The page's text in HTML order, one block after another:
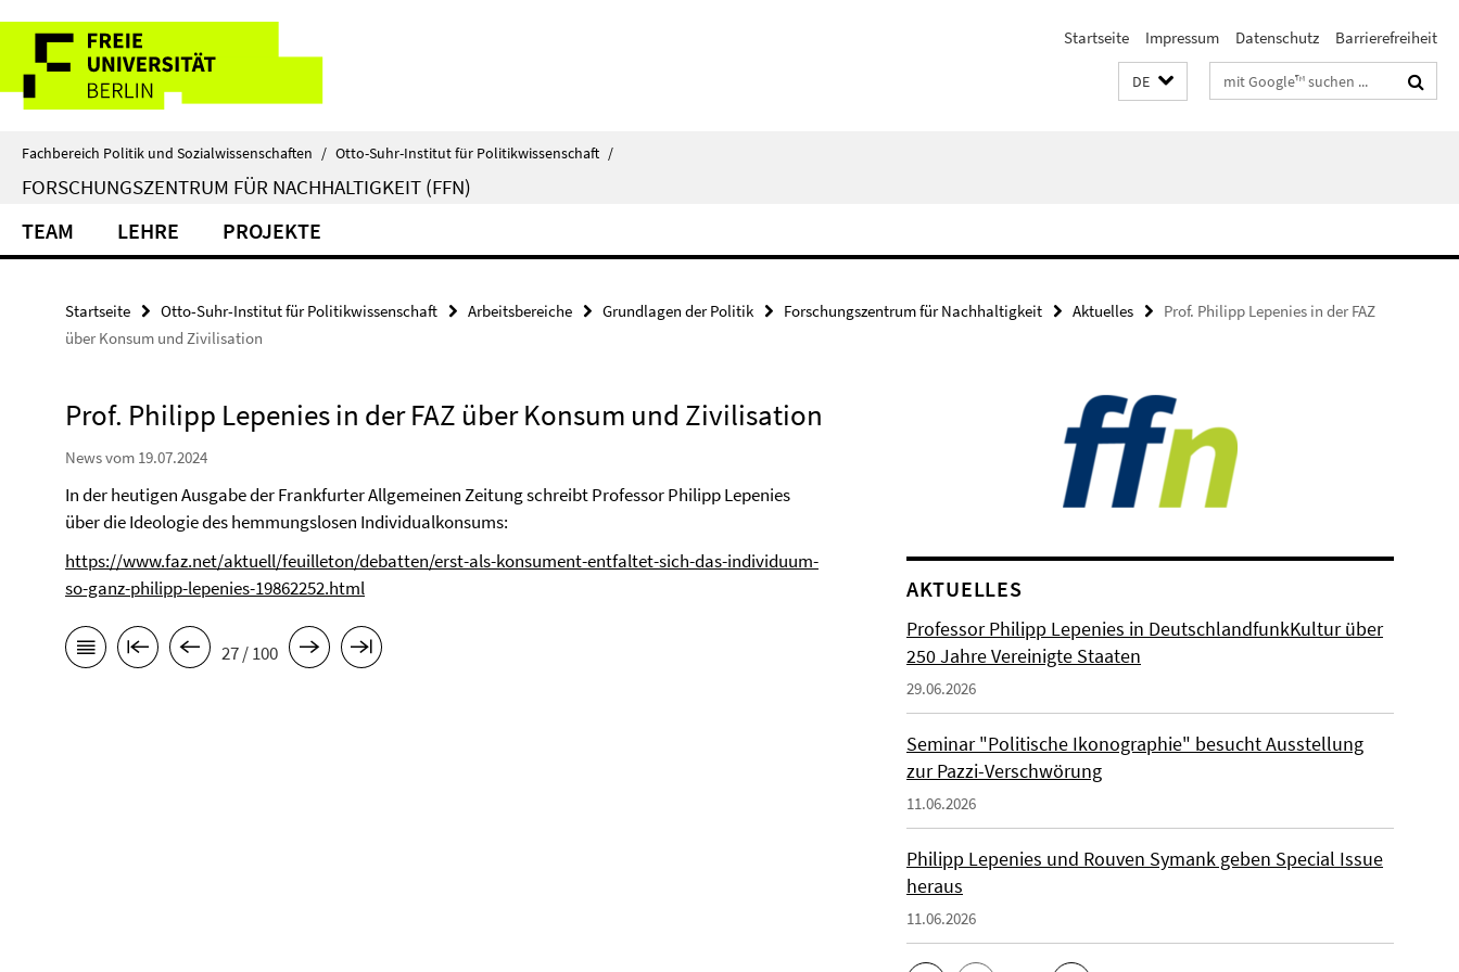
direkt
Inhalt
Service-
Navigation
Startseite Impressum Datenschutz Barrierefreiheit
DE Suchbegriffe
Fachbereich Politik und Sozialwissenschaften / Otto-Suhr-Institut für Politikwissenschaft /
FORSCHUNGSZENTRUM FÜR NACHHALTIGKEIT (FFN)
TEAM LEHRE PROJEKTE
Startseite Otto-Suhr-Institut für Politikwissenschaft Arbeitsbereiche Grundlagen der Politik Forschungszentrum für Nachhaltigkeit Aktuelles
Prof. Philipp Lepenies in der FAZ
über Konsum und Zivilisation
Prof. Philipp Lepenies in der FAZ über Konsum und Zivilisation
News vom 19.07.2024
In der heutigen Ausgabe der Frankfurter Allgemeinen Zeitung schreibt Professor Philipp Lepenies
über die Ideologie des hemmungslosen Individualkonsums:
https://www.faz.net/aktuell/feuilleton/debatten/erst-als-konsument-entfaltet-sich-das-individuum-
so-ganz-philipp-lepenies-19862252.html
27 / 100
AKTUELLES
Professor Philipp Lepenies in DeutschlandfunkKultur über
250 Jahre Vereinigte Staaten
29.06.2026
Seminar "Politische Ikonographie" besucht Ausstellung
zur Pazzi-Verschwörung
11.06.2026
Philipp Lepenies und Rouven Symank geben Special Issue
heraus
11.06.2026